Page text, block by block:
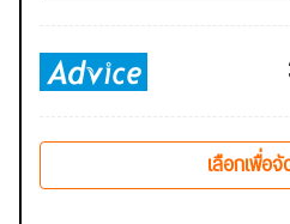
เลือกเพื่อ